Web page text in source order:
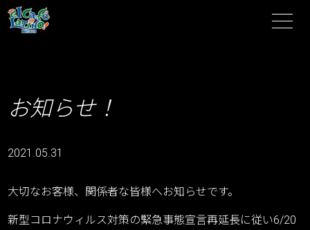
お知らせ！
2021.05.31
大切なお客様、関係者な皆様へお知らせです。
新型コロナウィルス対策の緊急事態宣言再延長に従い6/20